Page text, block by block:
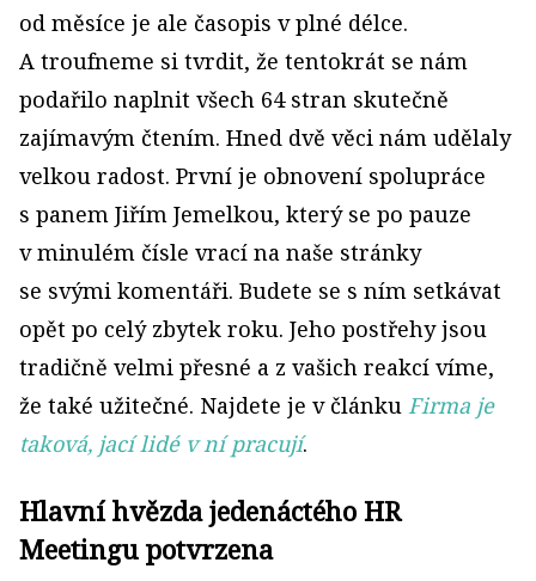
od měsíce je ale časopis v plné délce.
A troufneme si tvrdit, že tentokrát se nám
podařilo naplnit všech 64 stran skutečně
zajímavým čtením. Hned dvě věci nám udělaly
velkou radost. První je obnovení spolupráce
s panem Jiřím Jemelkou, který se po pauze
v minulém čísle vrací na naše stránky
se svými komentáři. Budete se s ním setkávat
opět po celý zbytek roku. Jeho postřehy jsou
tradičně velmi přesné a z vašich reakcí víme,
že také užitečné. Najdete je v článku Firma je
taková, jací lidé v ní pracují.
Hlavní hvězda jedenáctého HR
Meetingu potvrzena